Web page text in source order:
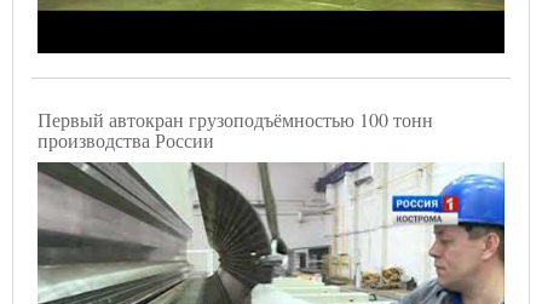
Первый автокран грузоподъёмностью 100 тонн
производства России